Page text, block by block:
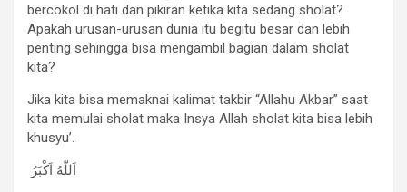
bercokol di hati dan pikiran ketika kita sedang sholat?
Apakah urusan-urusan dunia itu begitu besar dan lebih
penting sehingga bisa mengambil bagian dalam sholat
kita?
Jika kita bisa memaknai kalimat takbir “Allahu Akbar” saat
kita memulai sholat maka Insya Allah sholat kita bisa lebih
khusyu’.
اَللّهُ اَكْبَرُ